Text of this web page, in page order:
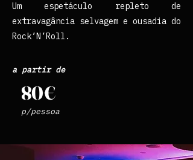
Um espetáculo repleto de
extravagância selvagem e ousadia do
Rock’N’Roll.
a partir de
80€
p/pessoa